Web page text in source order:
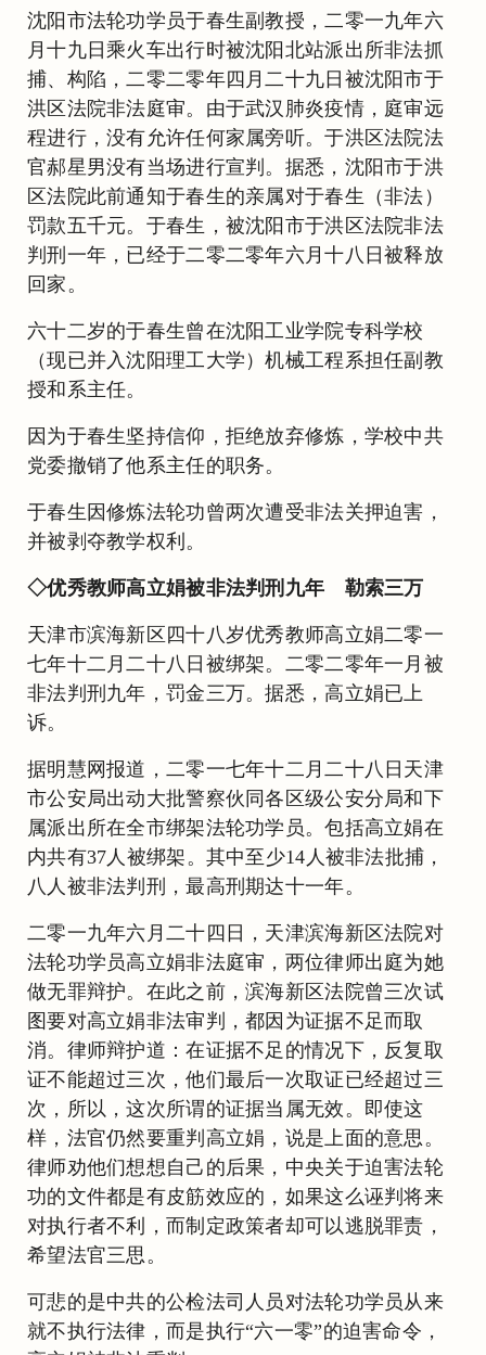
沈阳市法轮功学员于春生副教授，二零一九年六
月十九日乘火车出行时被沈阳北站派出所非法抓
捕、构陷，二零二零年四月二十九日被沈阳市于
洪区法院非法庭审。由于武汉肺炎疫情，庭审远
程进行，没有允许任何家属旁听。于洪区法院法
官郝星男没有当场进行宣判。据悉，沈阳市于洪
区法院此前通知于春生的亲属对于春生（非法）
罚款五千元。于春生，被沈阳市于洪区法院非法
判刑一年，已经于二零二零年六月十八日被释放
回家。
六十二岁的于春生曾在沈阳工业学院专科学校
（现已并入沈阳理工大学）机械工程系担任副教
授和系主任。
因为于春生坚持信仰，拒绝放弃修炼，学校中共
党委撤销了他系主任的职务。
于春生因修炼法轮功曾两次遭受非法关押迫害，
并被剥夺教学权利。
◇优秀教师高立娟被非法判刑九年 勒索三万
天津市滨海新区四十八岁优秀教师高立娟二零一
七年十二月二十八日被绑架。二零二零年一月被
非法判刑九年，罚金三万。据悉，高立娟已上
诉。
据明慧网报道，二零一七年十二月二十八日天津
市公安局出动大批警察伙同各区级公安分局和下
属派出所在全市绑架法轮功学员。包括高立娟在
内共有37人被绑架。其中至少14人被非法批捕，
八人被非法判刑，最高刑期达十一年。
二零一九年六月二十四日，天津滨海新区法院对
法轮功学员高立娟非法庭审，两位律师出庭为她
做无罪辩护。在此之前，滨海新区法院曾三次试
图要对高立娟非法审判，都因为证据不足而取
消。律师辩护道：在证据不足的情况下，反复取
证不能超过三次，他们最后一次取证已经超过三
次，所以，这次所谓的证据当属无效。即使这
样，法官仍然要重判高立娟，说是上面的意思。
律师劝他们想想自己的后果，中央关于迫害法轮
功的文件都是有皮筋效应的，如果这么诬判将来
对执行者不利，而制定政策者却可以逃脱罪责，
希望法官三思。
可悲的是中共的公检法司人员对法轮功学员从来
就不执行法律，而是执行“六一零”的迫害命令，